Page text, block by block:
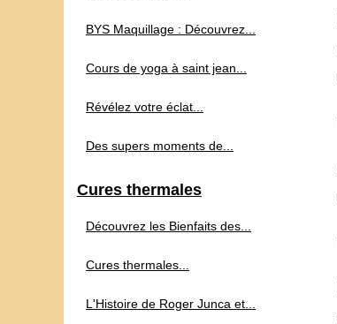
BYS Maquillage : Découvrez...
Cours de yoga à saint jean...
Révélez votre éclat...
Des supers moments de...
Cures thermales
Découvrez les Bienfaits des...
Cures thermales...
L'Histoire de Roger Junca et...